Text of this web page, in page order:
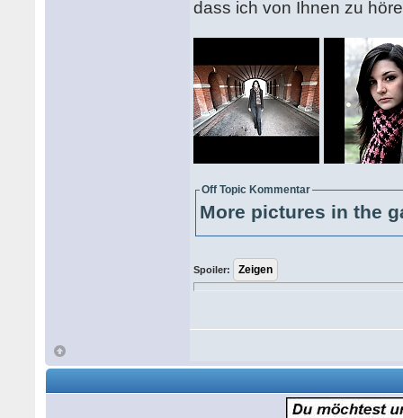
dass ich von Ihnen zu
Off Topic Kommentar
More pictures in the
Spoiler: